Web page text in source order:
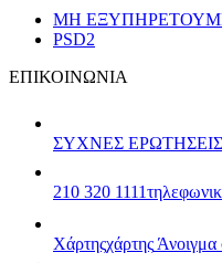
ΜΗ
PSD2
ΕΠΙΚΟΙΝΩΝΙΑ
ΣΥΧΝΕΣ
210 320 1111
Χάρτηςχάρτης Άνοιγμα